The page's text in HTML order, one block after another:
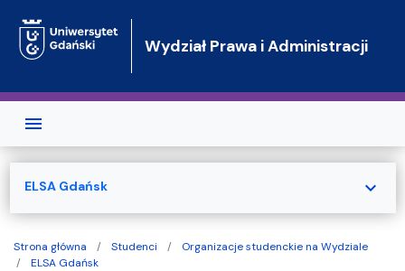
Wydział Prawa i Administracji
Strona główna Studenci
Organizacje studenckie na Wydziale
ELSA Gdańsk
ELSA Gdańsk expand_more